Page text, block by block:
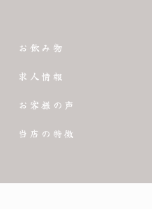
お飲み物
求人情報
お客様の声
当店の特徴